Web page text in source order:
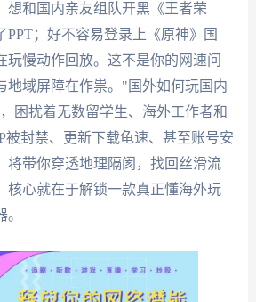
想和国内亲友组队开黑《王者荣
PPT；好不容易登录上《原神》国
玩慢动作回放。这不是你的网速问
地域屏障在作祟。"国外如何玩国内
困扰着无数留学生、海外工作者和
封禁、更新下载龟速、甚至账号安
将带你穿透地理隔阂，找回丝滑流
核心就在于解锁一款真正懂海外玩